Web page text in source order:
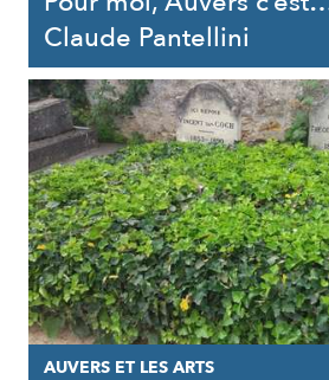
Claude Pantellini
AUVERS ET LES ARTS